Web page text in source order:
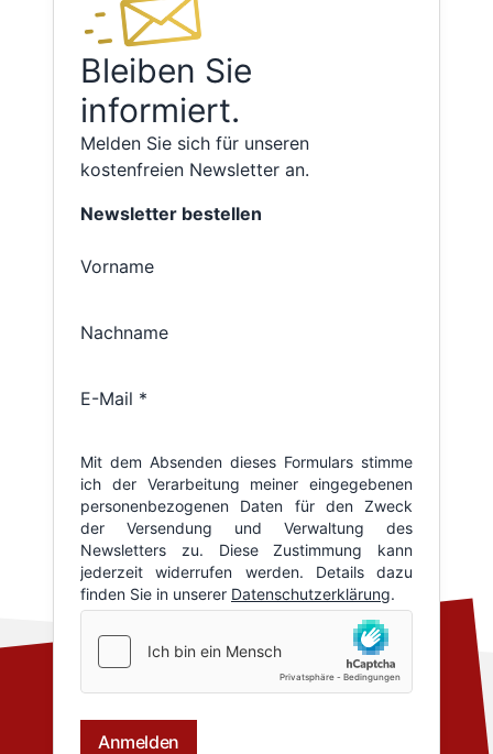
Bleiben Sie
informiert.
Melden Sie sich für unseren
kostenfreien Newsletter an.